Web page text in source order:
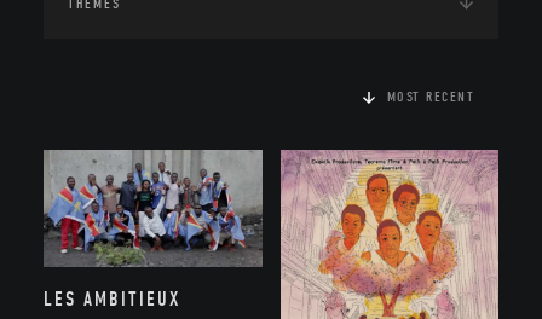
THEMES
MOST RECENT
LES AMBITIEUX